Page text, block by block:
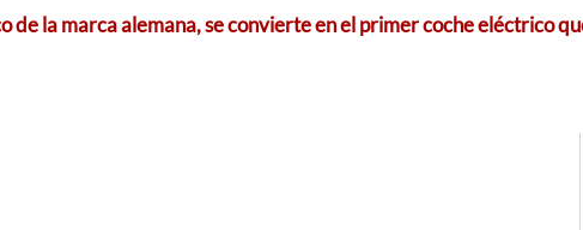
la marca alemana, se convierte en el primer coche eléctrico